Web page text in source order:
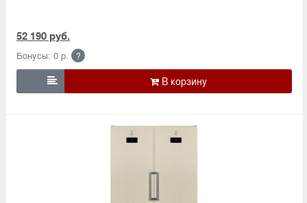
52 190 руб.
Бонусы: 0 р. ?
